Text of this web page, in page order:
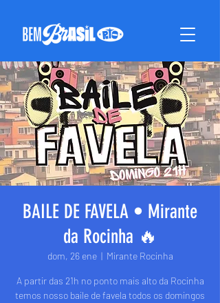
BAILE DE FAVELA • Mirante
da Rocinha 🔥
dom, 26 ene
  |
Mirante Rocinha
A partir das 21h no ponto mais alto da Rocinha
temos nosso baile de favela todos os domingos